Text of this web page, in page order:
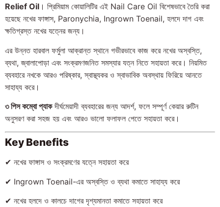
Relief Oil । প্রিমিয়াম কোয়ালিটির এই Nail Care Oil বিশেষভাবে তৈরি করা
হয়েছে নখের ফাঙ্গাস, Paronychia, Ingrown Toenail, হলদে দাগ এবং
ক্ষতিগ্রস্ত নখের যত্নের জন্য।
এর উন্নত হারবাল ফর্মুলা আক্রান্ত স্থানে গভীরভাবে কাজ করে নখের অস্বস্তি,
ব্যথা, জ্বালাপোড়া এবং সংক্রমণজনিত সমস্যার যত্ন নিতে সহায়তা করে। নিয়মিত
ব্যবহারে নখকে আরও পরিষ্কার, স্বাস্থ্যকর ও স্বাভাবিক অবস্থায় ফিরিয়ে আনতে
সাহায্য করে।
৩ পিস কম্বো প্যাকদীর্ঘমেয়াদী ব্যবহারের জন্য আদর্শ, ফলে সম্পূর্ণ কেয়ার রুটিন
অনুসরণ করা সহজ হয় এবং আরও ভালো ফলাফল পেতে সহায়তা করে।
Key Benefits
✔ নখের ফাঙ্গাস ও সংক্রমণের যত্নে সহায়তা করে
✔ Ingrown Toenail-এর অস্বস্তি ও ব্যথা কমাতে সাহায্য করে
✔ নখের হলদে ও কালচে দাগের দৃশ্যমানতা কমাতে সহায়তা করে